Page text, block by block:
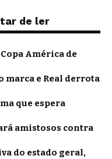
de ler
América de
marca e Real derrota
que espera
amistosos contra
do estado geral,